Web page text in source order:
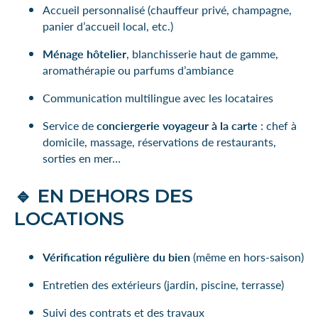
Accueil personnalisé (chauffeur privé, champagne,
panier d’accueil local, etc.)
Ménage hôtelier, blanchisserie haut de gamme,
aromathérapie ou parfums d’ambiance
Communication multilingue avec les locataires
Service deconciergerie voyageur à la carte : chef à
domicile, massage, réservations de restaurants,
sorties en mer…
🔹 EN DEHORS DES
LOCATIONS
Vérification régulière du bien(même en hors-saison)
Entretien des extérieurs (jardin, piscine, terrasse)
Suivi des contrats et des travaux